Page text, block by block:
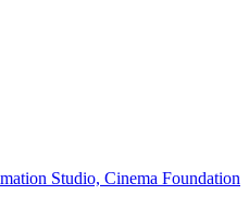
Studio, Cinema Foundation